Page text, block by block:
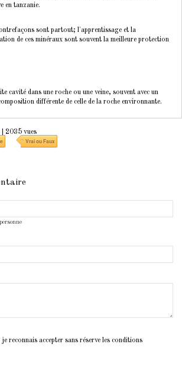
en tanzanie.
sont partout; l'apprentissage et la
de ces minéraux sont souvent la meilleure protection
cavité dans une roche ou une veine, souvent avec un
différente de celle de la roche environnante.
| 2035 vues
Vrai ou Faux
reconnais accepter sans réserve les conditions